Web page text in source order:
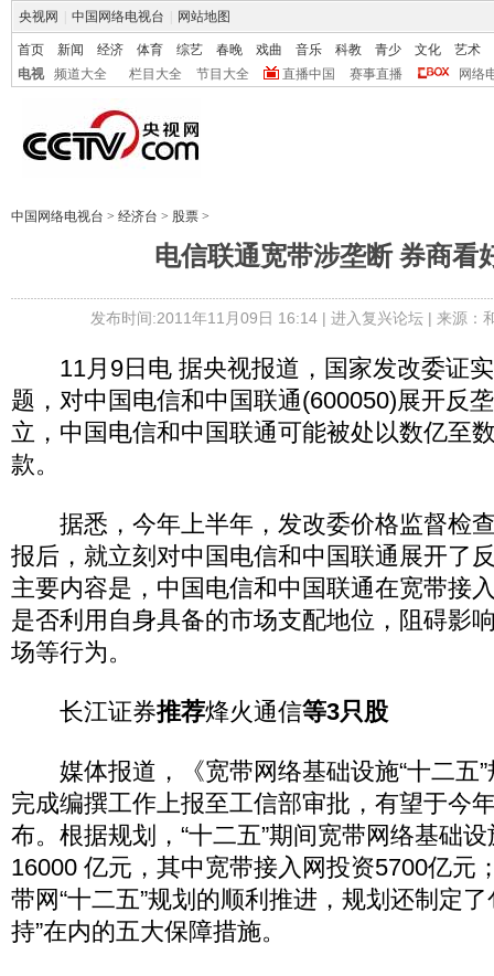
央视网 中国网络电视台 网站地图
首页 新闻 经济 体育 综艺 春晚 戏曲 音乐 科教 青少 文化
艺术
电视
频道大全 栏目大全 节目大全 直播中国 赛事直播 网络
中国网络电视台 > 经济台 > 股票 >
电信联通宽带涉垄断 券商看
发布时间:2011年11月09日 16:14 | 进入复兴论坛| 来源：
11月9日电 据央视报道，国家发改委证实
题，对中国电信和中国联通(600050)展开反
立，中国电信和中国联通可能被处以数亿至
款。
据悉，今年上半年，发改委价格监督检
报后，就立刻对中国电信和中国联通展开了
主要内容是，中国电信和中国联通在宽带接
是否利用自身具备的市场支配地位，阻碍影
场等行为。
长江证券推荐烽火通信等3只股
媒体报道，《宽带网络基础设施“十二五”
完成编撰工作上报至工信部审批，有望于今
布。根据规划，“十二五”期间宽带网络基础
16000 亿元，其中宽带接入网投资5700亿元
带网“十二五”规划的顺利推进，规划还制定
持”在内的五大保障措施。